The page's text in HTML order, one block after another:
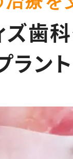
歯
ラン